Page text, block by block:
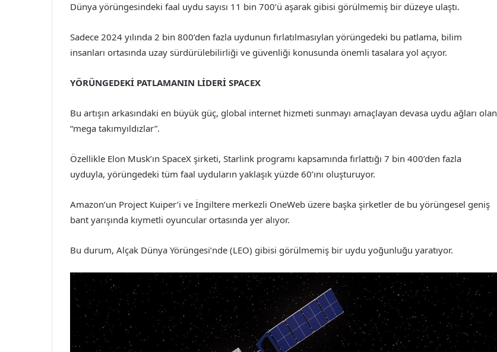
Dünya yörüngesindeki faal uydu sayısı 11 bin 700’ü aşarak gibisi görülmemiş bir düzeye ulaştı.
Sadece 2024 yılında 2 bin 800’den fazla uydunun fırlatılmasıylan yörüngedeki bu patlama, bilim
insanları ortasında uzay sürdürülebilirliği ve güvenliği konusunda önemli tasalara yol açıyor.
YÖRÜNGEDEKİ PATLAMANIN LİDERİ SPACEX
Bu artışın arkasındaki en büyük güç, global internet hizmeti sunmayı amaçlayan devasa uydu ağları olan
“mega takımyıldızlar”.
Özellikle Elon Musk’ın SpaceX şirketi, Starlink programı kapsamında fırlattığı 7 bin 400’den fazla
uyduyla, yörüngedeki tüm faal uyduların yaklaşık yüzde 60’ını oluşturuyor.
Amazon’un Project Kuiper’i ve İngiltere merkezli OneWeb üzere başka şirketler de bu yörüngesel geniş
bant yarışında kıymetli oyuncular ortasında yer alıyor.
Bu durum, Alçak Dünya Yörüngesi’nde (LEO) gibisi görülmemiş bir uydu yoğunluğu yaratıyor.